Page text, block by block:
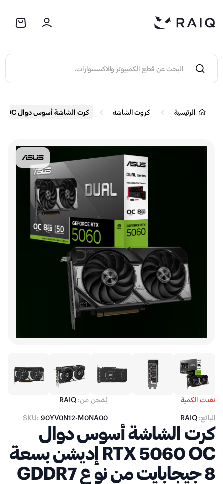
الرئيسية كروت الشاشة كرت الشاشة أسوس دوال RTX 5060 OC إديشن بسعة 8 جيجابايت من نو ع GDDR7
نفدت الكمية يُشحن من: RAIQ
البائع: RAIQ
SKU: 90YV0N12-M0NA00
كرت الشاشة أسوس دوال
RTX 5060 OC إديشن بسعة
8 جيجابايت من نو ع GDDR7